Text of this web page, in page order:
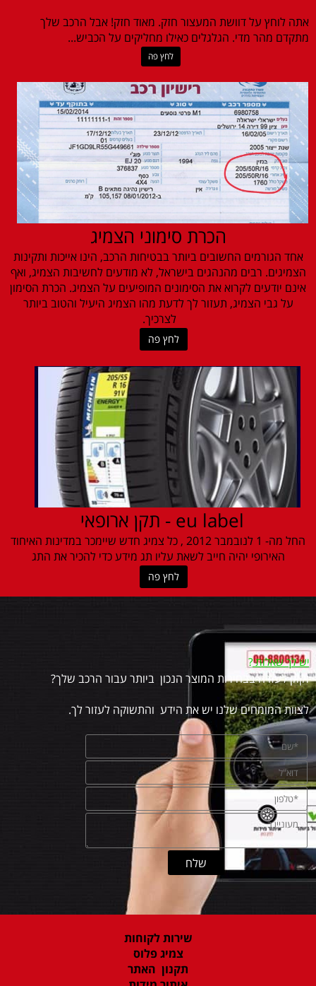
אתה לוחץ על דוושת המעצור חזק. מאוד חזק! אבל הרכב שלך
מתקדם מהר מדי. הגלגלים כאילו מחליקים על הכביש...
לחץ פה
הכרת סימוני הצמיג
אחד הגורמים החשובים ביותר בבטיחות הרכב, הינו אייכות ותקינות
הצמיגים. רבים מהנהגים בישראל, לא מודעים לחשיבות הצמיג, ואף
אינם יודעים לקרוא את הסימונים המופיעים על הצמיג. הכרת הסימון
על גבי הצמיג, תעזור לך לדעת מהו הצמיג היעיל והטוב ביותר
לצרכיך.
לחץ פה
eu label - תקן ארופאי
החל מה- 1 לנובמבר 2012 , כל צמיג חדש שיימכר במדינות האיחוד
האירופי יהיה חייב לשאת עליו תג מידע כדי להכיר את התג
לחץ פה
יש לך שאלות?
זקוק לעזרה בבחירות המוצר הנכון ביותר עבור הרכב שלך?
לצוות המומחים שלנו יש את הידע והתשוקה לעזור לך.
שירות לקוחות
צמיג פלוס
תקנון האתר